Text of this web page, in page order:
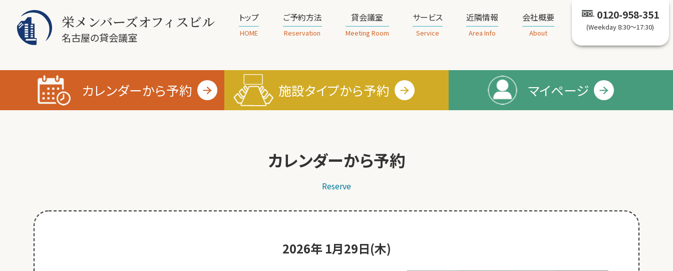
栄メンバーズオフィスビル
名古屋の貸会議室
トップ
HOME
ご予約方法
Reservation
貸会議室
Meeting Room
サービス
Service
近隣情報
Area Info
会社概要
About
0120-958-351
(Weekday 8:30～17:30)
カレンダーから予約 施設タイプから予約 マイページ
カレンダーから予約
Reserve
2026年 1月29日(木)